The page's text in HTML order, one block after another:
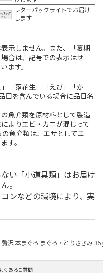
レターパックライトでお届け
します
示しません。また、「夏期
合は、記号での表示はせ
ます。
「落花生」「えび」「か
目を含んでいる場合に品目名
魚介類を原材料として製造
よりエビ・カニが混じって
魚介類は、エサとしてエ
す。
い「小道具類」はお届け
。
ンなどの環境により、実
贅沢 本まぐろ まぐろ・とりささみ
くあるご質問